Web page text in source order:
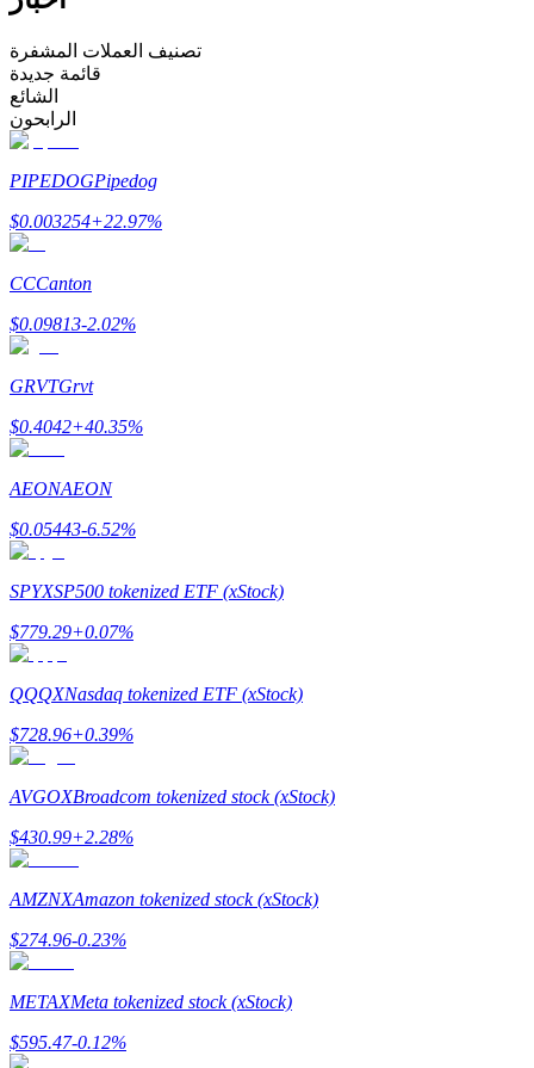
كن متداول نسخ
استمتع بتقاسم الأرباح وعمولات نسخ التداول
معلومة
مرشد
تصنيف العملات المشفرة
قائمة جديدة
الشائع
الرابحون
PIPEDOGPipedog
$0.003254+22.97%
CCCanton
$0.09813-2.02%
GRVTGrvt
$0.4042+40.35%
AEONAEON
$0.05443-6.52%
SPYXSP500 tokenized ETF (xStock)
$779.29+0.07%
QQQXNasdaq tokenized ETF (xStock)
$728.96+0.39%
AVGOXBroadcom tokenized stock (xStock)
$430.99+2.28%
AMZNXAmazon tokenized stock (xStock)
$274.96-0.23%
METAXMeta tokenized stock (xStock)
$595.47-0.12%